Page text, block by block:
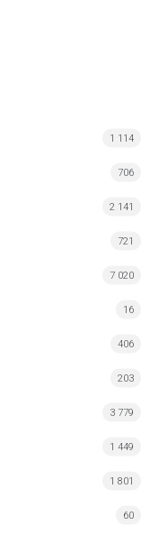
1 114
706
2 141
721
7 020
16
406
203
3 779
1 449
1 801
60